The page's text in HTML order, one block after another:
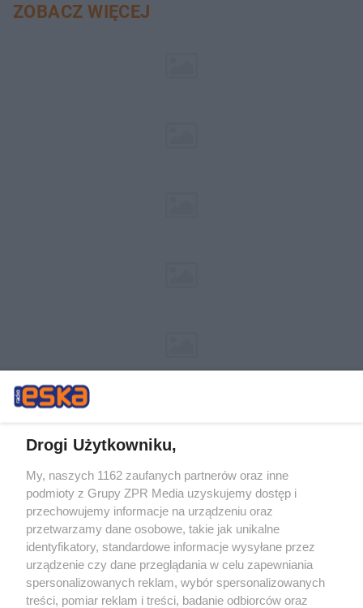
ZOBACZ WIĘCEJ
Żaden utwór zamieszczony w serwisie nie może być powielany i
rozpowszechniany lub dalej rozpowszechniany w jakikolwiek sposób (w
tym także elektroniczny lub mechaniczny) na jakimkolwiek polu
eksploatacji w jakiejkolwiek formie, włącznie z umieszczaniem w
Internecie bez pisemnej zgody właściciela praw. Jakiekolwiek użycie lub
wykorzystanie utworów w całości lub w części z naruszeniem prawa,
tzn. bez właściwej zgody, jest zabronione pod groźbą kary i może być
ścigane prawnie.
Drogi Użytkowniku,
My, naszych 1162 zaufanych partnerów oraz inne
podmioty z Grupy ZPR Media uzyskujemy dostęp i
przechowujemy informacje na urządzeniu oraz
przetwarzamy dane osobowe, takie jak unikalne
identyfikatory, standardowe informacje wysyłane przez
urządzenie czy dane przeglądania w celu zapewniania
spersonalizowanych reklam, wybór spersonalizowanych
treści, pomiar reklam i treści, badanie odbiorców oraz